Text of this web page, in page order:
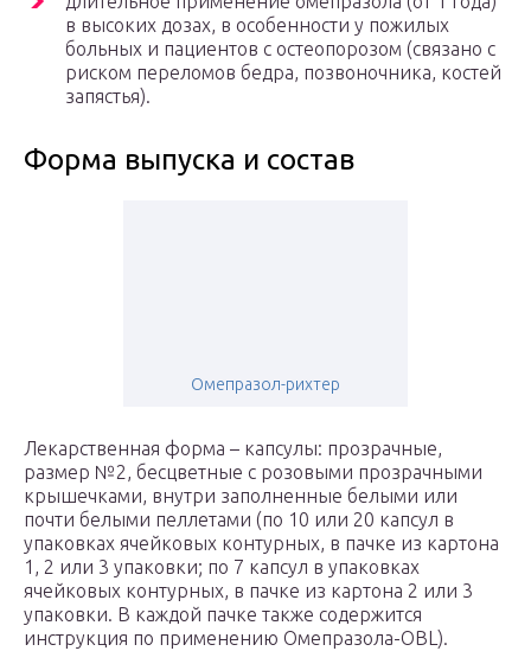
в высоких дозах, в особенности у пожилых
больных и пациентов с остеопорозом (связано с
риском переломов бедра, позвоночника, костей
запястья).
Форма выпуска и состав
Омепразол-рихтер
Лекарственная форма – капсулы: прозрачные,
размер №2, бесцветные с розовыми прозрачными
крышечками, внутри заполненные белыми или
почти белыми пеллетами (по 10 или 20 капсул в
упаковках ячейковых контурных, в пачке из картона
1, 2 или 3 упаковки; по 7 капсул в упаковках
ячейковых контурных, в пачке из картона 2 или 3
упаковки. В каждой пачке также содержится
инструкция по применению Омепразола-OBL).